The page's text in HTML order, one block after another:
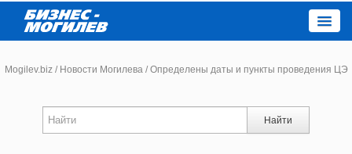
Новости компаний
Mogilev.biz / Новости Могилева /Определены даты и пункты проведения ЦЭ
Найти